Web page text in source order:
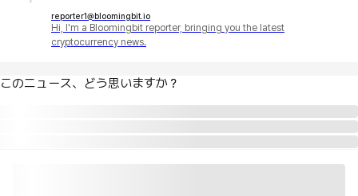
reporter1@bloomingbit.io
Hi, I'm a Bloomingbit reporter, bringing you the latest
cryptocurrency news.
このニュース、どう思いますか？